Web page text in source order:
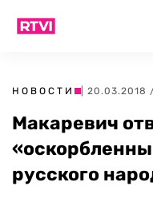
НОВОСТИ | 20.03.2018
Макаревич
русского